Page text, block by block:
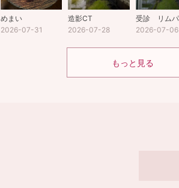
めまい
2026-07-31
造影CT
2026-07-28
2026-07-06
もっと見る